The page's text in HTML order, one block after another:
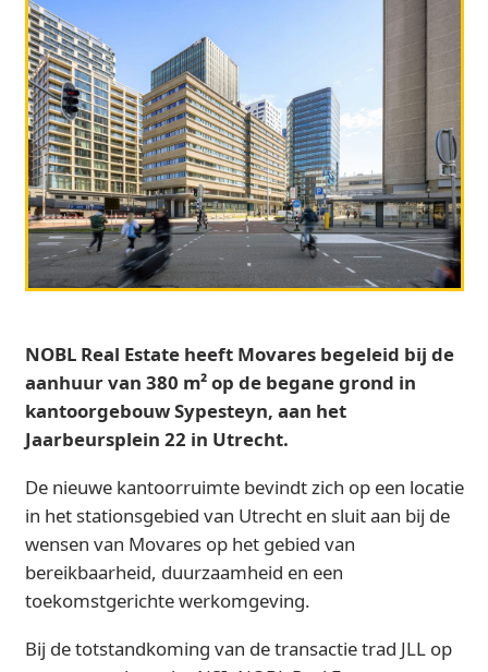
NOBL Real Estate heeft Movares begeleid bij de
aanhuur van 380 m² op de begane grond in
kantoorgebouw Sypesteyn, aan het
Jaarbeursplein 22 in Utrecht.
De nieuwe kantoorruimte bevindt zich op een locatie
in het stationsgebied van Utrecht en sluit aan bij de
wensen van Movares op het gebied van
bereikbaarheid, duurzaamheid en een
toekomstgerichte werkomgeving.
Bij de totstandkoming van de transactie trad JLL op